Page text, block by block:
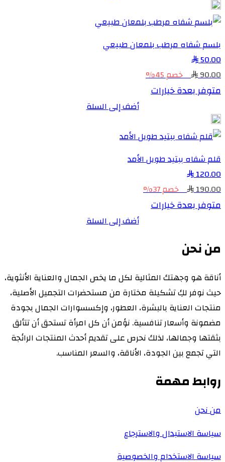
بلسم شفاه مرطب بلمعان طبيعي
50.00
90.00
خصم 45%
متوفر بعدة خيارات
أضف إلى السلة
قلم شفاه ببتيد طويل الأمد
120.00
190.00
خصم 37%
متوفر بعدة خيارات
أضف إلى السلة
من نحن
أناقة هو وجهتك المثالية لكل ما يخص الجمال والعناية الأنثوية،
حيث نوفر لكِ تشكيلة مختارة من مستحضرات التجميل الأصلية،
منتجات العناية بالبشرة، العطور، وإكسسوارات الجمال بجودة
مضمونة وأسعار تنافسية. نؤمن أن كل امرأة تستحق أن تتألق
بثقتها وجمالها، لذلك نحرص على تقديم أحدث المنتجات الرائجة
التي تجمع بين الجودة، الأناقة، والسعر المناسب.
روابط مهمة
من نحن
سياسة الاستبدال والاسترجاع
سياسة الاستخدام والخصوصية